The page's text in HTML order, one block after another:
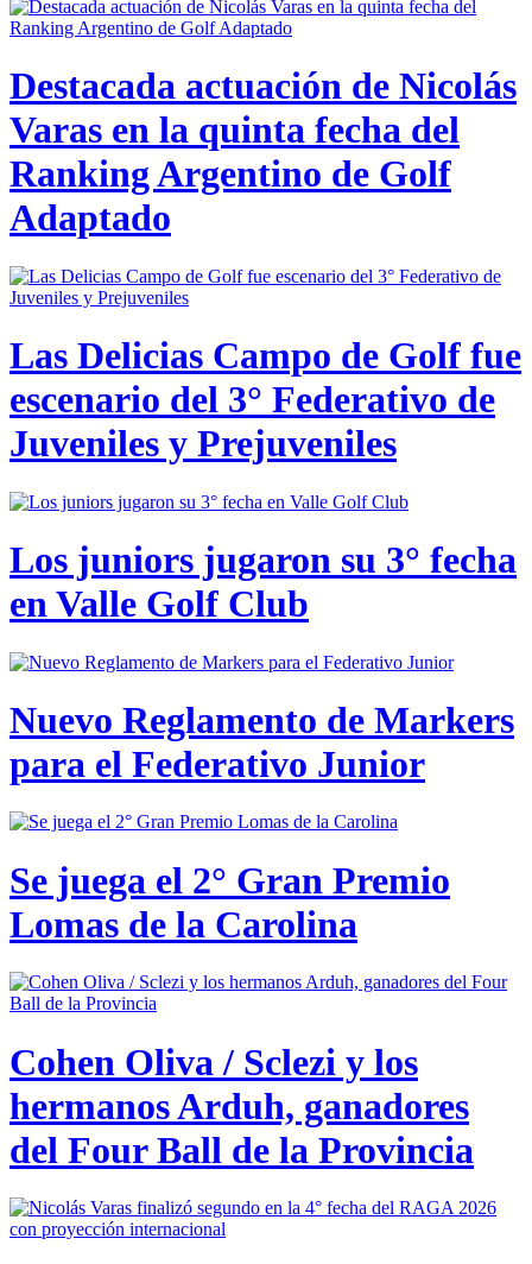
Destacada actuación de Nicolás
Varas en la quinta fecha del
Ranking Argentino de Golf
Adaptado
Las Delicias Campo de Golf fue
escenario del 3° Federativo de
Juveniles y Prejuveniles
Los juniors jugaron su 3° fecha
en Valle Golf Club
Nuevo Reglamento de Markers
para el Federativo Junior
Se juega el 2° Gran Premio
Lomas de la Carolina
Cohen Oliva / Sclezi y los
hermanos Arduh, ganadores
del Four Ball de la Provincia